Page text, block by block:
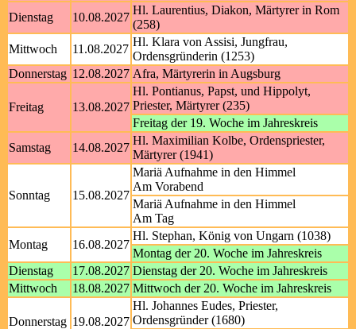
Dienstag
10.08.2027
Hl. Laurentius, Diakon, Märtyrer in Rom
(258)
Mittwoch
11.08.2027
Hl. Klara von Assisi, Jungfrau,
Ordensgründerin (1253)
Donnerstag 12.08.2027 Afra, Märtyrerin in Augsburg
Freitag 13.08.2027
Hl. Pontianus, Papst, und Hippolyt,
Priester, Märtyrer (235)
Freitag der 19. Woche im Jahreskreis
Samstag
14.08.2027
Hl. Maximilian Kolbe, Ordenspriester,
Märtyrer (1941)
Sonntag 15.08.2027
Mariä Aufnahme in den Himmel
Am Vorabend
Mariä Aufnahme in den Himmel
Am Tag
Montag
16.08.2027
Hl. Stephan, König von Ungarn (1038)
Montag der 20. Woche im Jahreskreis
Dienstag
17.08.2027 Dienstag der 20. Woche im Jahreskreis
Mittwoch
18.08.2027 Mittwoch der 20. Woche im Jahreskreis
Donnerstag 19.08.2027
Hl. Johannes Eudes, Priester,
Ordensgründer (1680)